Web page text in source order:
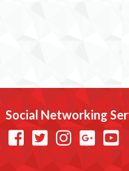
Social Networking